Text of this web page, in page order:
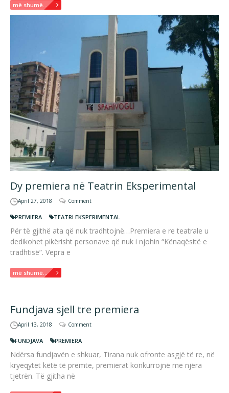
më shumë...
Dy premiera në Teatrin Eksperimental
April 27, 2018 Comment
PREMIERA TEATRI EKSPERIMENTAL
Për të gjithë ata që nuk tradhtojnë…Premiera e re teatrale u
dedikohet pikërisht personave që nuk i njohin “Kënaqësitë e
tradhtisë”. Vepra e
më shumë...
Fundjava sjell tre premiera
April 13, 2018 Comment
FUNDJAVA PREMIERA
Ndërsa fundjavën e shkuar, Tirana nuk ofronte asgjë të re, në
kryeqytet këtë të premte, premierat konkurrojnë me njëra
tjetrën. Të gjitha në